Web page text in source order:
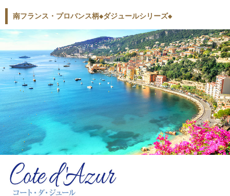
南フランス・プロバンス柄◆ダジュールシリーズ◆